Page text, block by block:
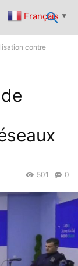
contre
0
501
Français ▼